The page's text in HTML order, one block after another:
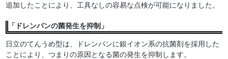
追加したことにより、工具なしの容易な点検が可能になりました。
「ドレンパンの菌発生を抑制」
日立のてんうめ型は、ドレンパンに銀イオン系の抗菌剤を採用した
ことにより、つまりの原因となる菌の発生を抑制します。